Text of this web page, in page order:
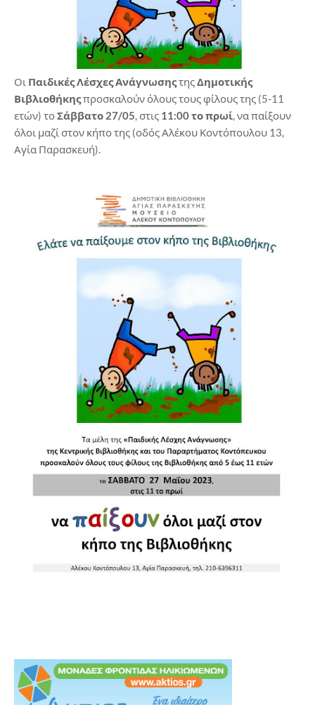
Οι Παιδικές Λέσχες ΑνάγνωσηςτηςΔημοτικής
Βιβλιοθήκηςπροσκαλούν όλους τους φίλους της (5-11
ετών) τοΣάββατο 27/05, στις 11:00 το πρωί, να παίξουν
όλοι μαζί στον κήπο της (οδός Αλέκου Κοντόπουλου 13,
Αγία Παρασκευή).